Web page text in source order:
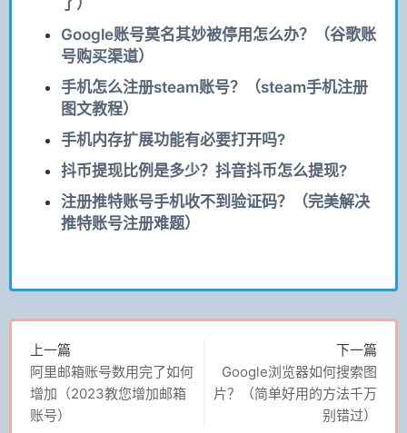
了）
Google账号莫名其妙被停用怎么办？（谷歌账
号购买渠道）
手机怎么注册steam账号？（steam手机注册
图文教程）
手机内存扩展功能有必要打开吗?
抖币提现比例是多少？抖音抖币怎么提现?
注册推特账号手机收不到验证码？（完美解决
推特账号注册难题）
上一篇
阿里邮箱账号数用完了如何
增加（2023教您增加邮箱
账号）
下一篇
Google浏览器如何搜索图
片？（简单好用的方法千万
别错过）